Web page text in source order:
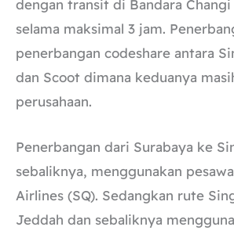
dengan transit di Bandara Changi
selama maksimal 3 jam.
penerbangan codeshare antara
dan Scoot dimana keduanya
perusahaan.
Penerbangan dari Surabaya ke
sebaliknya, menggunakan
Airlines (SQ). Sedangkan rute
Jeddah dan sebaliknya